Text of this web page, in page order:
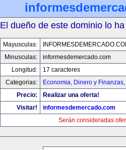
El dueño de este dominio lo
Mayusculas:
Minusculas:
informesdemercado.com
Longitud:
17 caracteres
Categorias:
Economia, Dinero y Finanzas,
Precio:
Realizar una oferta!
Visitar!
informesdemercado.com
Serán consideradas